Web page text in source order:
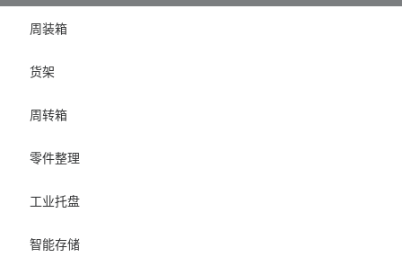
周装箱
货架
周转箱
零件整理
工业托盘
智能存储